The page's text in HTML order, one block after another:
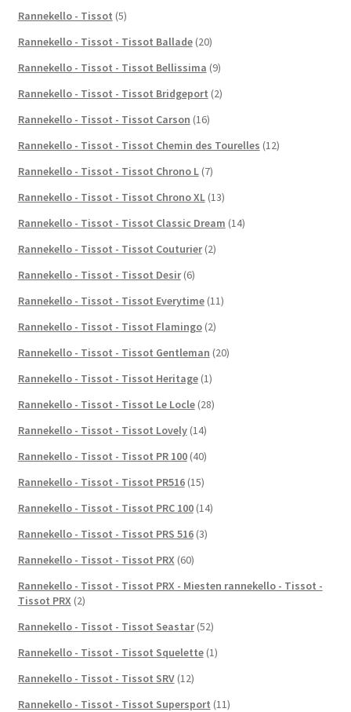
Rannekello - Tissot (5)
Rannekello - Tissot - Tissot Ballade (20)
Rannekello - Tissot - Tissot Bellissima (9)
Rannekello - Tissot - Tissot Bridgeport (2)
Rannekello - Tissot - Tissot Carson (16)
Rannekello - Tissot - Tissot Chemin des Tourelles (12)
Rannekello - Tissot - Tissot Chrono L (7)
Rannekello - Tissot - Tissot Chrono XL (13)
Rannekello - Tissot - Tissot Classic Dream (14)
Rannekello - Tissot - Tissot Couturier (2)
Rannekello - Tissot - Tissot Desir (6)
Rannekello - Tissot - Tissot Everytime (11)
Rannekello - Tissot - Tissot Flamingo (2)
Rannekello - Tissot - Tissot Gentleman (20)
Rannekello - Tissot - Tissot Heritage (1)
Rannekello - Tissot - Tissot Le Locle (28)
Rannekello - Tissot - Tissot Lovely (14)
Rannekello - Tissot - Tissot PR 100 (40)
Rannekello - Tissot - Tissot PR516 (15)
Rannekello - Tissot - Tissot PRC 100 (14)
Rannekello - Tissot - Tissot PRS 516 (3)
Rannekello - Tissot - Tissot PRX (60)
Rannekello - Tissot - Tissot PRX - Miesten rannekello - Tissot -
Tissot PRX (2)
Rannekello - Tissot - Tissot Seastar (52)
Rannekello - Tissot - Tissot Squelette (1)
Rannekello - Tissot - Tissot SRV (12)
Rannekello - Tissot - Tissot Supersport (11)